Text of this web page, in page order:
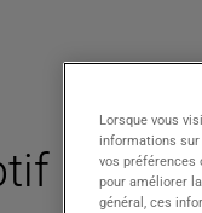
du
Lorsque vous
informations sur
vos préférences
pour améliorer
général, ces